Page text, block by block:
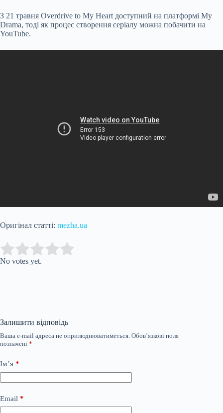
З 21 травня Overdrive to My Heart доступний на платформі My
Drama, тоді як процес створення серіалу можна побачити на
YouTube.
Оригінал статті: mezha.ua
Rate this item:
No votes yet.
Залишити відповідь
Ваша e-mail адреса не оприлюднюватиметься. Обов’язкові поля
позначені *
Ім’я *
Email *